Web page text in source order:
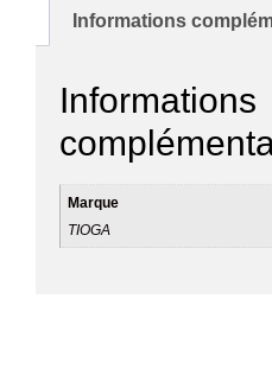
Informations
Informations
Marque
TIOGA